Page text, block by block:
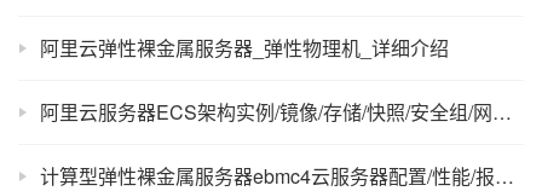
阿里云弹性裸金属服务器_弹性物理机_详细介绍
阿里云服务器ECS架构实例/镜像/存储/快照/安全组/网络组件
计算型弹性裸金属服务器ebmc4云服务器配置/性能/报价及优惠信息